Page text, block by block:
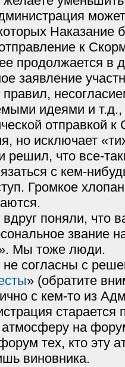
Наказание
к
продолжается в
заявление
идеями и т.д.,
отправкой
но исключает
решил, что все-
с кем-
Громкое
поняли, что
звание
Мы тоже люди.
согласны с
» (обратите
с кем-то из
атмосферу на
тех, кто эту
виновника.